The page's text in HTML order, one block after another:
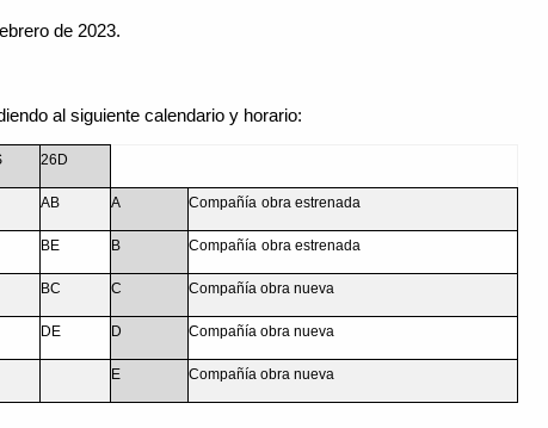
de 2023.
al siguiente calendario y horario:
26D
AB A Compañía obra estrenada
BE B Compañía obra estrenada
BC C Compañía obra nueva
DE D Compañía obra nueva
E Compañía obra nueva